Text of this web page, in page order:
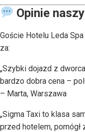
Opinie
Goście Hotelu Leda
za:
„Szybki dojazd z
bardzo dobra cena –
– Marta, Warszawa
„Sigma Taxi to klasa
przed hotelem, pomógł